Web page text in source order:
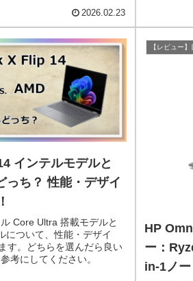
2026.02.23
インテルモデルと
っち？ 性能・デザイ
Core Ultra 搭載モデルと
について、性能・デザイ
す。どちらを選んだら良い
考にしてください。
【レビュー
HP
ー：
in-1ノー